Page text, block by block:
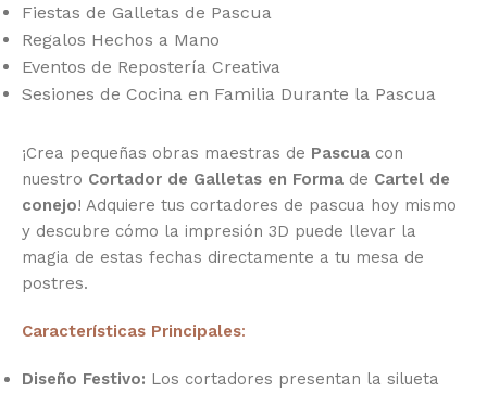
Fiestas de Galletas de Pascua
Regalos Hechos a Mano
Eventos de Repostería Creativa
Sesiones de Cocina en Familia Durante la Pascua
¡Crea pequeñas obras maestras de Pascua con
nuestro Cortador de Galletas en Forma de Cartel de
conejo! Adquiere tus cortadores de pascua hoy mismo
y descubre cómo la impresión 3D puede llevar la
magia de estas fechas directamente a tu mesa de
postres.
Características Principales:
Diseño Festivo: Los cortadores presentan la silueta